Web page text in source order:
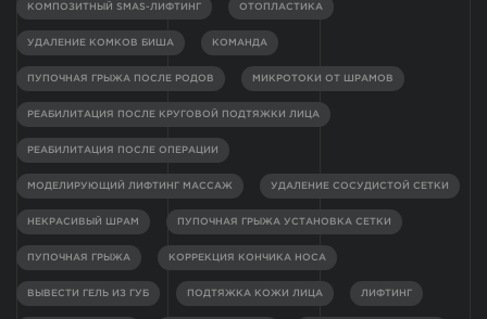
КОМПОЗИТНЫЙ SMAS-ЛИФТИНГ ОТОПЛАСТИКА
УДАЛЕНИЕ КОМКОВ БИША КОМАНДА
ПУПОЧНАЯ ГРЫЖА ПОСЛЕ РОДОВ МИКРОТОКИ ОТ ШРАМОВ
РЕАБИЛИТАЦИЯ ПОСЛЕ КРУГОВОЙ ПОДТЯЖКИ ЛИЦА
РЕАБИЛИТАЦИЯ ПОСЛЕ ОПЕРАЦИИ
МОДЕЛИРУЮЩИЙ ЛИФТИНГ МАССАЖ УДАЛЕНИЕ СОСУДИСТОЙ СЕТКИ
НЕКРАСИВЫЙ ШРАМ ПУПОЧНАЯ ГРЫЖА УСТАНОВКА СЕТКИ
ПУПОЧНАЯ ГРЫЖА КОРРЕКЦИЯ КОНЧИКА НОСА
ВЫВЕСТИ ГЕЛЬ ИЗ ГУБ ПОДТЯЖКА КОЖИ ЛИЦА ЛИФТИНГ